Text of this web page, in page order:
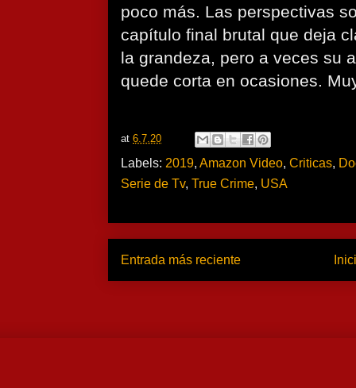
poco más. Las perspectivas
capítulo final brutal que deja
la grandeza, pero a veces su
quede corta en ocasiones.
at 6.7.20
Labels: 2019, Amazon Video, Criticas,
Serie de Tv, True Crime, USA
Entrada más reciente